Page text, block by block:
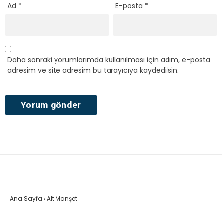
Ad * E-posta *
Daha sonraki yorumlarımda kullanılması için adım, e-posta
adresim ve site adresim bu tarayıcıya kaydedilsin.
Ana Sayfa ›Alt Manşet